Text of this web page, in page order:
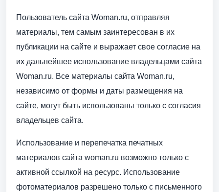
Пользователь сайта Woman.ru, отправляя
материалы, тем самым заинтересован в их
публикации на сайте и выражает свое согласие на
их дальнейшее использование владельцами сайта
Woman.ru. Все материалы сайта Woman.ru,
независимо от формы и даты размещения на
сайте, могут быть использованы только с согласия
владельцев сайта.
Использование и перепечатка печатных
материалов сайта woman.ru возможно только с
активной ссылкой на ресурс. Использование
фотоматериалов разрешено только с письменного